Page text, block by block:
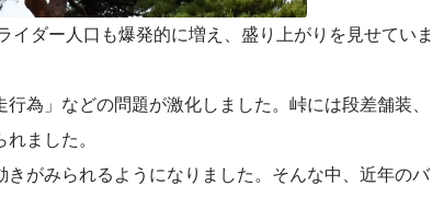
ダー人口も爆発的に増え、盛り上がりを見せていま
為」などの問題が激化しました。峠には段差舗装、
ました。
がみられるようになりました。そんな中、近年のバ